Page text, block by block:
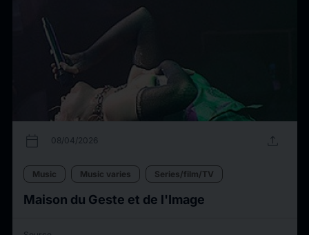
calendar_today 08/04/2026 upload
Music Music varies Series/film/TV
Maison du Geste et de l'Image